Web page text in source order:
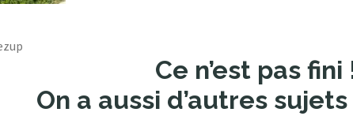
Ce n’est pas fini
On a aussi d’autres